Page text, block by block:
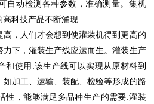
自动检测各种参数，准确测量。集机
科技产品不断涌现.
，人们才会想到使灌装机得到更高的
下，灌装生产线应运而生。灌装生产
和使用.该生产线可以实现从原材料到
加工、运输、装配、检验等形成的路
性，能够满足多品种生产的需要.灌装